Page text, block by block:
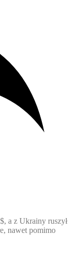
a z Ukrainy ruszył
nawet pomimo